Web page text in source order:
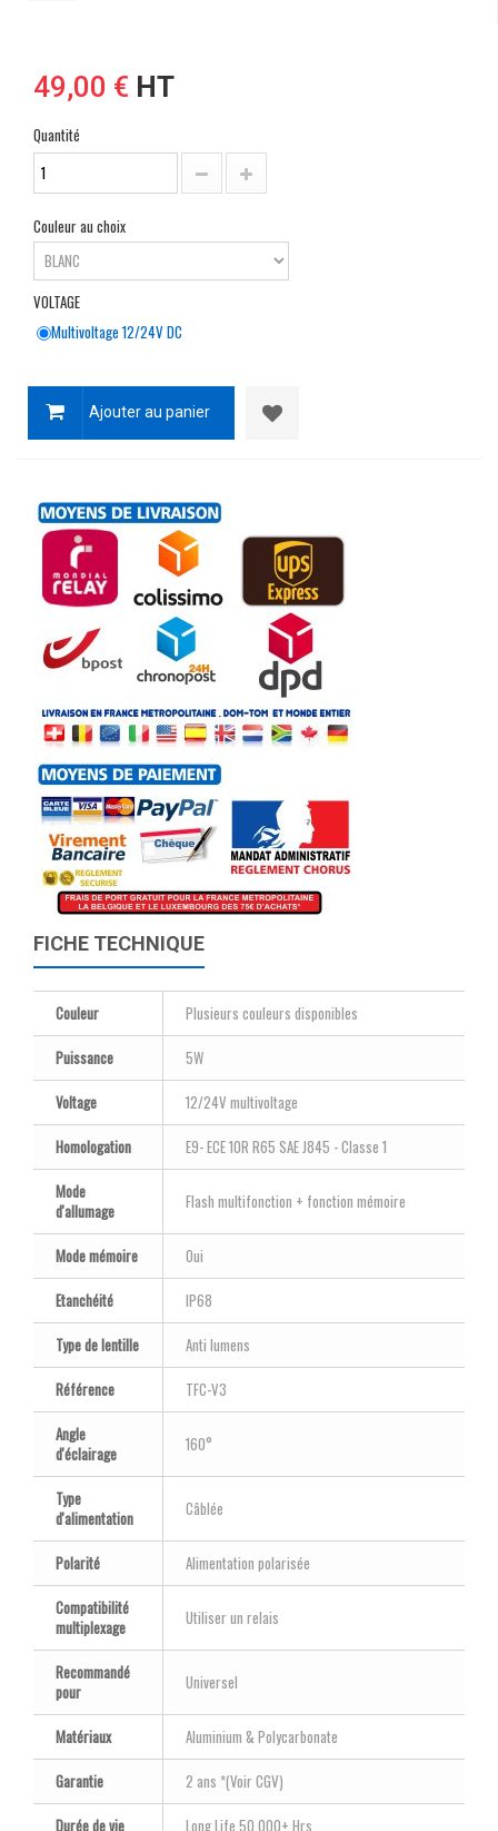
49,00 € HT
Quantité
Couleur au choix
VOLTAGE
Multivoltage 12/24V DC
Ajouter au panier
FICHE TECHNIQUE
Couleur
Plusieurs couleurs disponibles
Puissance
5W
Voltage
12/24V multivoltage
Homologation
E9- ECE 10R R65 SAE J845 - Classe 1
Mode
d'allumage
Flash multifonction + fonction mémoire
Mode mémoire
Oui
Etanchéité
IP68
Type de lentille
Anti lumens
Référence
TFC-V3
Angle
d'éclairage
160°
Type
d'alimentation
Câblée
Polarité
Alimentation polarisée
Compatibilité
multiplexage
Utiliser un relais
Recommandé
pour
Universel
Matériaux
Aluminium & Polycarbonate
Garantie
2 ans *(Voir CGV)
Durée de vie
Long Life 50.000+ Hrs